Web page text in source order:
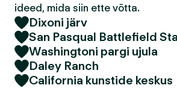
ideed, mida siin ette võtta.
Dixoni järv
San Pasqual Battlefield
Washingtoni pargi ujula
Daley Ranch
California kunstide keskus